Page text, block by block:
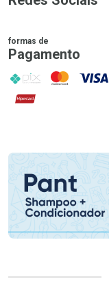
formas de
Pagamento
PIX MasterCard
VISA
Hipercard